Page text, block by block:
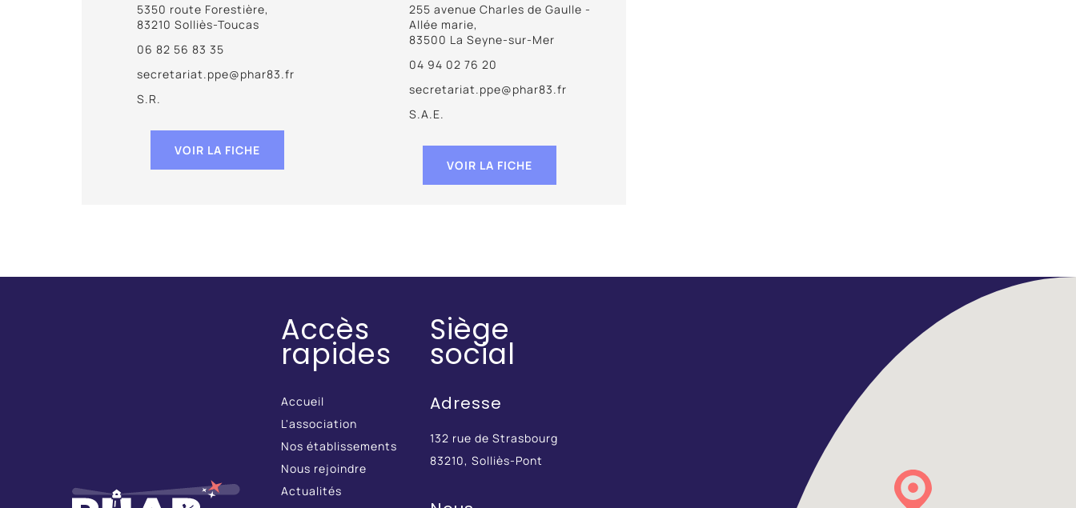
5350 route Forestière,
83210 Solliès-Toucas
06 82 56 83 35
secretariat.ppe@phar83.fr
S.R.
VOIR LA FICHE
255 avenue Charles de Gaulle -
Allée marie,
83500 La Seyne-sur-Mer
04 94 02 76 20
secretariat.ppe@phar83.fr
S.A.E.
VOIR LA FICHE
Accès
rapides
Accueil
L'association
Nos établissements
Nous rejoindre
Actualités
Siège
social
Adresse
132 rue de Strasbourg
83210, Solliès-Pont